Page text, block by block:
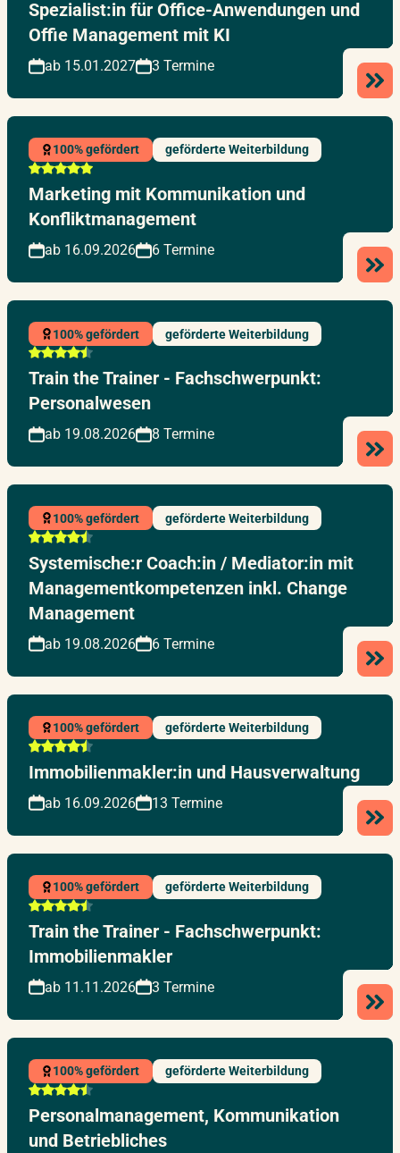
Spezialist:in für Office-Anwendungen und
Offie Management mit KI
ab 15.01.2027 3 Termine
100% gefördert geförderte Weiterbildung
Marketing mit Kommunikation und
Konfliktmanagement
ab 16.09.2026 6 Termine
100% gefördert geförderte Weiterbildung
Train the Trainer - Fachschwerpunkt:
Personalwesen
ab 19.08.2026 8 Termine
100% gefördert geförderte Weiterbildung
Systemische:r Coach:in / Mediator:in mit
Managementkompetenzen inkl. Change
Management
ab 19.08.2026 6 Termine
100% gefördert geförderte Weiterbildung
Immobilienmakler:in und Hausverwaltung
ab 16.09.2026 13 Termine
100% gefördert geförderte Weiterbildung
Train the Trainer - Fachschwerpunkt:
Immobilienmakler
ab 11.11.2026 3 Termine
100% gefördert geförderte Weiterbildung
Personalmanagement, Kommunikation
und Betriebliches